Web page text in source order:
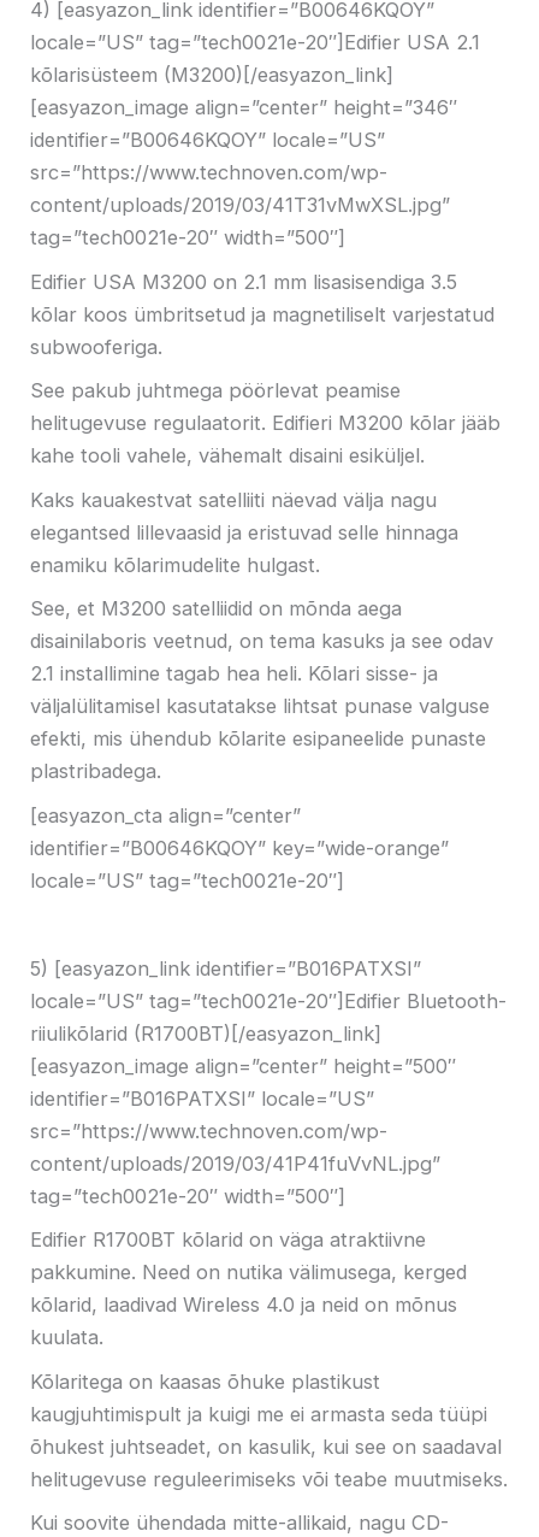
4) [easyazon_link identifier=”B00646KQOY”
locale=”US” tag=”tech0021e-20″]Edifier USA 2.1
kõlarisüsteem (M3200)[/easyazon_link]
[easyazon_image align=”center” height=”346″
identifier=”B00646KQOY” locale=”US”
src=”https://www.technoven.com/wp-
content/uploads/2019/03/41T31vMwXSL.jpg”
tag=”tech0021e-20″ width=”500″]
Edifier USA M3200 on 2.1 mm lisasisendiga 3.5
kõlar koos ümbritsetud ja magnetiliselt varjestatud
subwooferiga.
See pakub juhtmega pöörlevat peamise
helitugevuse regulaatorit. Edifieri M3200 kõlar jääb
kahe tooli vahele, vähemalt disaini esiküljel.
Kaks kauakestvat satelliiti näevad välja nagu
elegantsed lillevaasid ja eristuvad selle hinnaga
enamiku kõlarimudelite hulgast.
See, et M3200 satelliidid on mõnda aega
disainilaboris veetnud, on tema kasuks ja see odav
2.1 installimine tagab hea heli. Kõlari sisse- ja
väljalülitamisel kasutatakse lihtsat punase valguse
efekti, mis ühendub kõlarite esipaneelide punaste
plastribadega.
[easyazon_cta align=”center”
identifier=”B00646KQOY” key=”wide-orange”
locale=”US” tag=”tech0021e-20″]
5) [easyazon_link identifier=”B016PATXSI”
locale=”US” tag=”tech0021e-20″]Edifier Bluetooth-
riiulikõlarid (R1700BT)[/easyazon_link]
[easyazon_image align=”center” height=”500″
identifier=”B016PATXSI” locale=”US”
src=”https://www.technoven.com/wp-
content/uploads/2019/03/41P41fuVvNL.jpg”
tag=”tech0021e-20″ width=”500″]
Edifier R1700BT kõlarid on väga atraktiivne
pakkumine. Need on nutika välimusega, kerged
kõlarid, laadivad Wireless 4.0 ja neid on mõnus
kuulata.
Kõlaritega on kaasas õhuke plastikust
kaugjuhtimispult ja kuigi me ei armasta seda tüüpi
õhukest juhtseadet, on kasulik, kui see on saadaval
helitugevuse reguleerimiseks või teabe muutmiseks.
Kui soovite ühendada mitte-allikaid, nagu CD-